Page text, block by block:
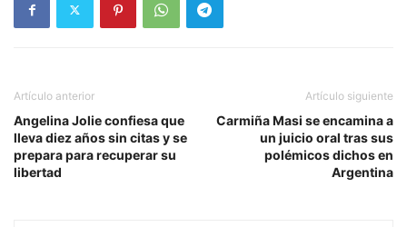
Artículo anterior
Angelina Jolie confiesa que
lleva diez años sin citas y se
prepara para recuperar su
libertad
Artículo siguiente
Carmiña Masi se encamina a
un juicio oral tras sus
polémicos dichos en
Argentina